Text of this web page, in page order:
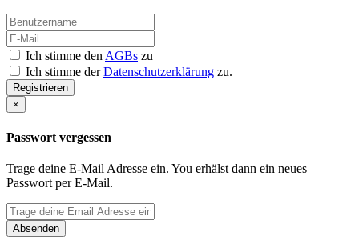
Ich stimme denAGBs zu
Ich stimme derDatenschutzerklärung zu.
Registrieren
×
Passwort vergessen
Trage deine E-Mail Adresse ein. You erhälst dann ein neues
Passwort per E-Mail.
Absenden